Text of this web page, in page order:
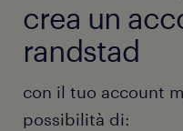
crea un
randstad
con il tuo account
possibilità di: